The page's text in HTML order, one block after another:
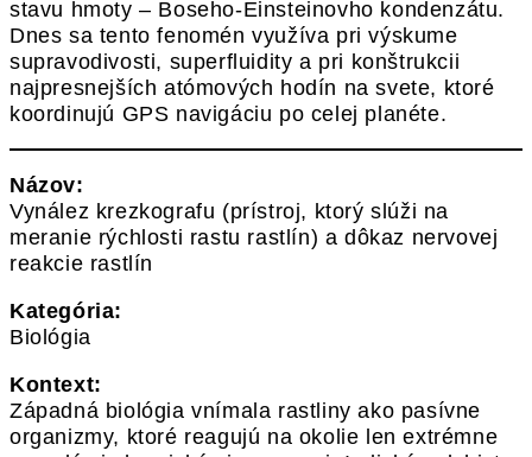
stavu hmoty – Boseho-Einsteinovho kondenzátu.
Dnes sa tento fenomén využíva pri výskume
supravodivosti, superfluidity a pri konštrukcii
najpresnejších atómových hodín na svete, ktoré
koordinujú GPS navigáciu po celej planéte.
Názov:
Vynález krezkografu (prístroj, ktorý slúži na
meranie rýchlosti rastu rastlín) a dôkaz nervovej
reakcie rastlín
Kategória:
Biológia
Kontext:
Západná biológia vnímala rastliny ako pasívne
organizmy, ktoré reagujú na okolie len extrémne